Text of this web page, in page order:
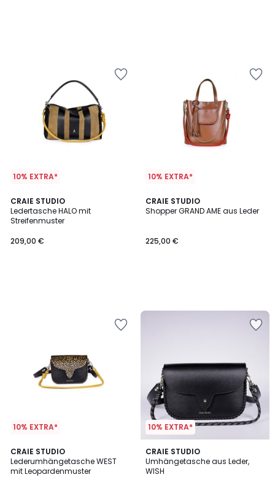
10% EXTRA*
CRAIE STUDIO
Ledertasche HALO mit
Streifenmuster
209,00 €
10% EXTRA*
CRAIE STUDIO
Shopper GRAND AME aus Leder
225,00 €
10% EXTRA*
CRAIE STUDIO
Lederumhängetasche WEST
mit Leopardenmuster
10% EXTRA*
CRAIE STUDIO
Umhängetasche aus Leder,
WISH